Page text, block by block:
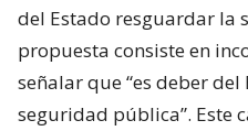
del Estado resguardar la
propuesta consiste en
señalar que “es deber
seguridad pública”. Este